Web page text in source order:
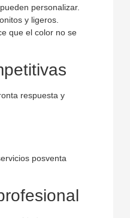
personalizar.
y ligeros.
que el color no se
respuesta y
posventa